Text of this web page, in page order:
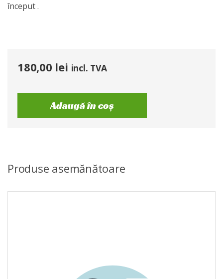
început .
180,00 lei incl. TVA
Adaugă în coș
Produse asemănătoare